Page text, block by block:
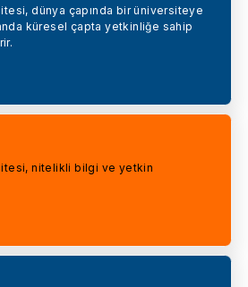
dünya çapında bir üniversiteye
küresel çapta yetkinliğe sahip
nitelikli bilgi ve yetkin